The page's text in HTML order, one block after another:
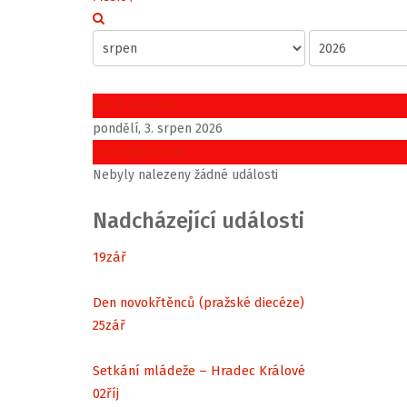
Předchozí den
pondělí, 3. srpen 2026
Následující den
Nebyly nalezeny žádné události
Nadcházející události
19zář
Den novokřtěnců (pražské diecéze)
25zář
Setkání mládeže – Hradec Králové
02říj